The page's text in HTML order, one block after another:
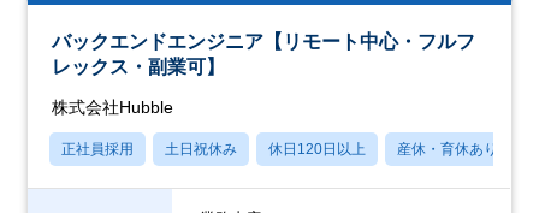
バックエンドエンジニア【リモート中心・フルフ
レックス・副業可】
株式会社Hubble
正社員採用 土日祝休み 休日120日以上 産休・育休あり